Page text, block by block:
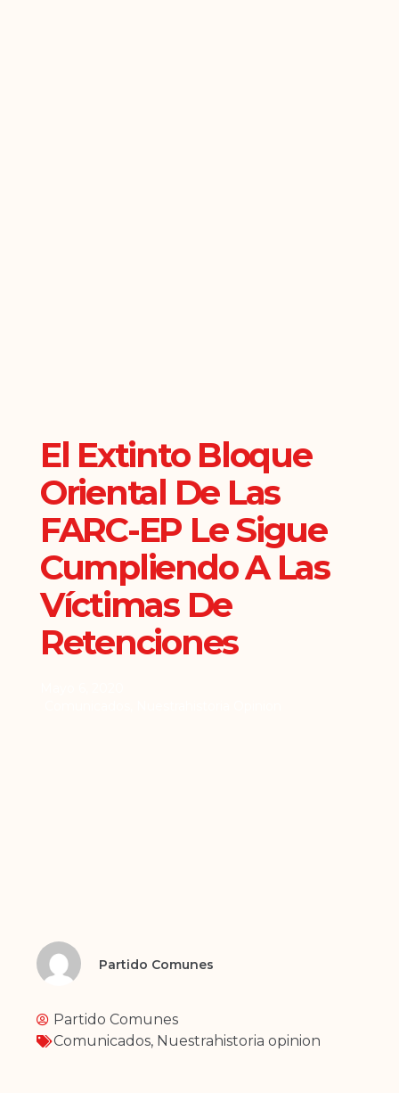
El Extinto Bloque
Oriental De Las
FARC-EP Le Sigue
Cumpliendo A Las
Víctimas De
Retenciones
Partido Comunes
Partido Comunes
Comunicados, Nuestrahistoria opinion